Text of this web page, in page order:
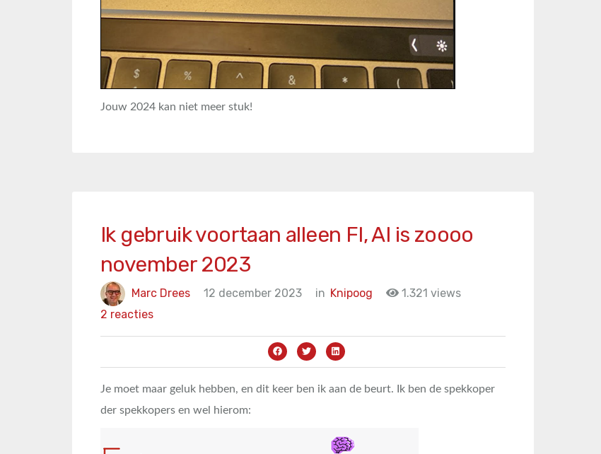
Jouw 2024 kan niet meer stuk!
Ik gebruik voortaan alleen FI, AI is zoooo
november 2023
Marc Drees 12 december 2023 in Knipoog
1.321 views
2 reacties
Je moet maar geluk hebben, en dit keer ben ik aan de beurt. Ik ben de spekkoper
der spekkopers en wel hierom: